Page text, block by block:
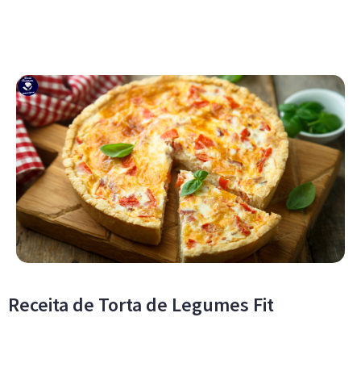
Receita de Torta de Legumes Fit